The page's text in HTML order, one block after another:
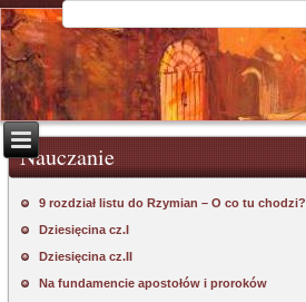
Nauczanie
9 rozdział listu do Rzymian – O co tu chodzi?
Dziesięcina cz.I
Dziesięcina cz.II
Na fundamencie apostołów i proroków